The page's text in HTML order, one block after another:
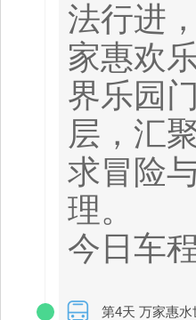
法行进
家惠欢
界乐园
层，汇
求冒险
理。
今日车
第4天 万家惠